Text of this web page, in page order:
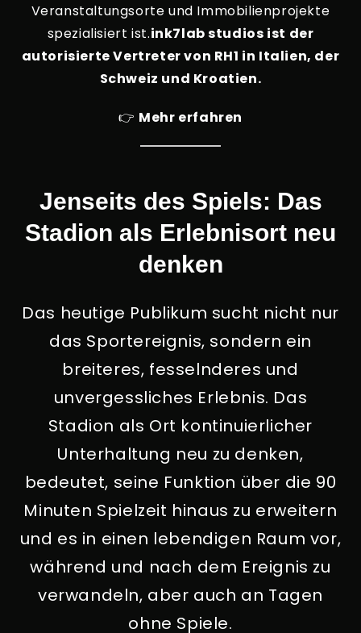
Veranstaltungsorte und Immobilienprojekte
spezialisiert ist.ink7lab studios ist der
autorisierte Vertreter von RH1 in Italien, der
Schweiz und Kroatien.
👉 Mehr erfahren
Jenseits des Spiels: Das
Stadion als Erlebnisort neu
denken
Das heutige Publikum sucht nicht nur
das Sportereignis, sondern ein
breiteres, fesselnderes und
unvergessliches Erlebnis. Das
Stadion als Ort kontinuierlicher
Unterhaltung neu zu denken,
bedeutet, seine Funktion über die 90
Minuten Spielzeit hinaus zu erweitern
und es in einen lebendigen Raum vor,
während und nach dem Ereignis zu
verwandeln, aber auch an Tagen
ohne Spiele.